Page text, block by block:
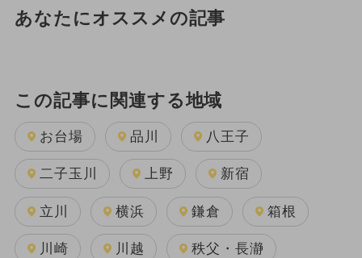
あなたにオススメの記事
この記事に関連する地域
お台場 品川 八王子
二子玉川 上野 新宿
立川 横浜 鎌倉 箱根
川崎 川越 秩父・長瀞